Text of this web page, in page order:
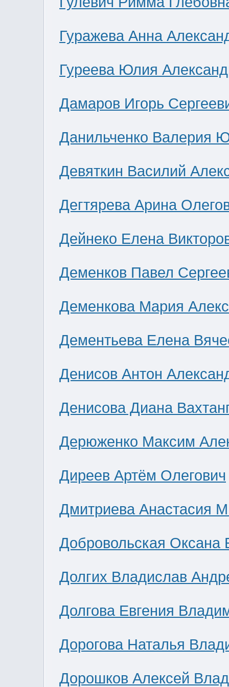
Гуражева Анна
Гуреева Юлия
Дамаров Игорь
Данильченко Валерия
Девяткин Василий
Дегтярева Арина
Дейнеко Елена
Деменков Павел
Деменкова Мария
Дементьева Елена
Денисов Антон
Денисова Диана
Дерюженко Максим
Диреев Артём Олегович
Дмитриева Анастасия
Добровольская Оксана
Долгих Владислав
Долгова Евгения
Дорогова Наталья
Дорошков Алексей